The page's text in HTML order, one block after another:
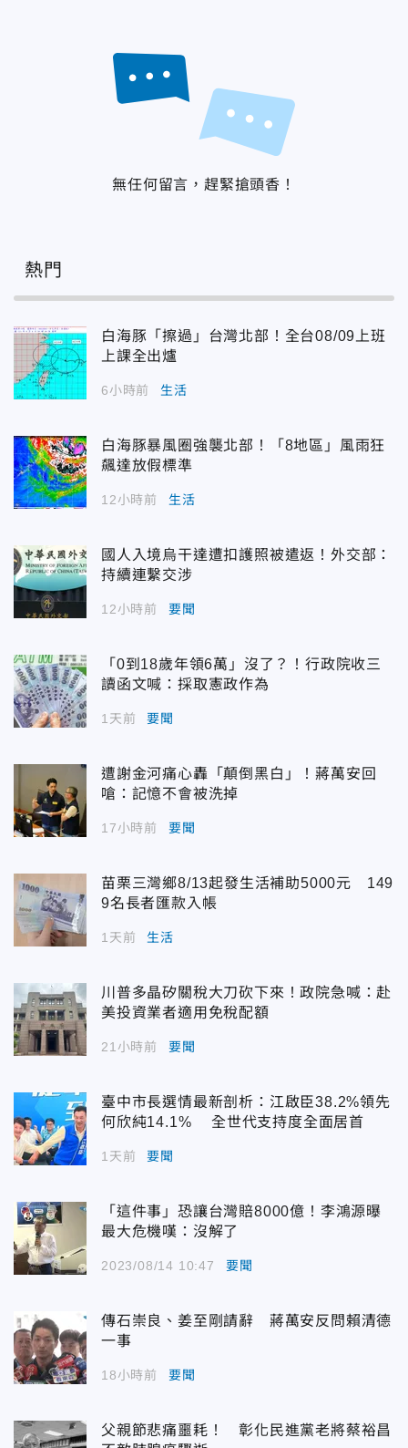
無任何留言，趕緊搶頭香！
熱門
白海豚「擦過」台灣北部！全台08/09上班
上課全出爐
6小時前 生活
白海豚暴風圈強襲北部！「8地區」風雨狂
飆達放假標準
12小時前 生活
國人入境烏干達遭扣護照被遣返！外交部：
持續連繫交涉
12小時前 要聞
「0到18歲年領6萬」沒了？！行政院收三
讀函文喊：採取憲政作為
1天前 要聞
遭謝金河痛心轟「顛倒黑白」！蔣萬安回
嗆：記憶不會被洗掉
17小時前 要聞
苗栗三灣鄉8/13起發生活補助5000元 149
9名長者匯款入帳
1天前 生活
川普多晶矽關稅大刀砍下來！政院急喊：赴
美投資業者適用免稅配額
21小時前 要聞
臺中市長選情最新剖析：江啟臣38.2%領先
何欣純14.1% 全世代支持度全面居首
1天前 要聞
「這件事」恐讓台灣賠8000億！李鴻源曝
最大危機嘆：沒解了
2023/08/14 10:47 要聞
傳石崇良、姜至剛請辭 蔣萬安反問賴清德
一事
18小時前 要聞
父親節悲痛噩耗！ 彰化民進黨老將蔡裕昌